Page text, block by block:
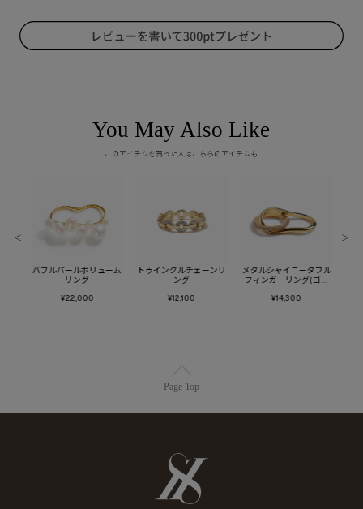
You May Also Like
このアイテムを買った人はこちらのアイテムも
バブルパールボリューム
リング
¥22,000
トゥインクルチェーンリ
ング
¥12,100
メタルシャイニーダブル
フィンガーリング(ゴー
¥14,300
＜ ＞
Page Top